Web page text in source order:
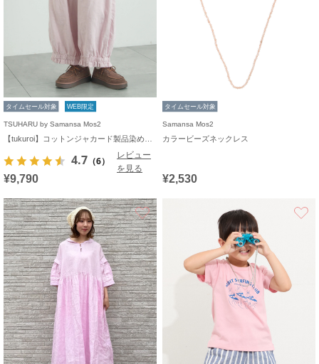
タイムセール対象 WEB限定
TSUHARU by Samansa Mos2
4.7 （6）
レビュー
を見る
¥9,790
タイムセール対象
Samansa Mos2
カラービーズネックレス
¥2,530
お気に入り